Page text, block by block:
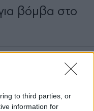
to third parties, or
information for
βόμβα στο